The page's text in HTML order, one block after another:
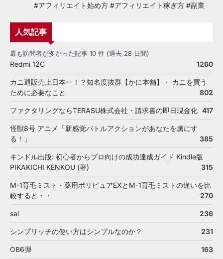
#アフィリエイト始め方 #アフィリエイト稼ぎ方 #副業
人気記事
最も訪問者が多かった記事 10 件 (過去 28 日間)
Redmi 12C 1260
カニ通販売上日本一！？知名度抜群【かに本舗】・ カニを買う
ために必要なこと
802
ファクタリングならTERASU株式会社・請求書の即日現金化 417
怪獣8号 アニメ「新感覚バトルアクションがあなたを虜にす
る！」
385
キンドル出版: 初心者からプロ向けの成功達成ガイド Kindle版
PIKAKICHI KENKOU (著)
315
M-1育毛ミスト・薬用ポリピュアEXとM-1育毛ミストの違いを比
較すると・・
270
sai 236
シンプリッチの使い方はシンプルなのか？ 231
OB6弾 163